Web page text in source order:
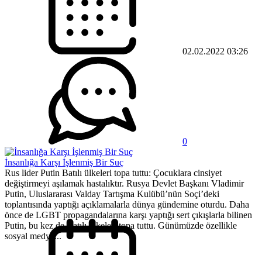
02.02.2022 03:26
0
İnsanlığa Karşı İşlenmiş Bir Suç
Rus lider Putin Batılı ülkeleri topa tuttu: Çocuklara cinsiyet
değiştirmeyi aşılamak hastalıktır. Rusya Devlet Başkanı Vladimir
Putin, Uluslararası Valday Tartışma Kulübü’nün Soçi’deki
toplantısında yaptığı açıklamalarla dünya gündemine oturdu. Daha
önce de LGBT propagandalarına karşı yaptığı sert çıkışlarla bilinen
Putin, bu kez de Batılı ülkeleri topa tuttu. Günümüzde özellikle
sosyal medya...